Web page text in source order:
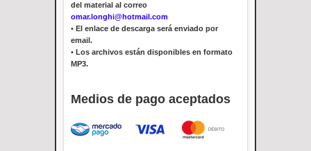
del material al correo
omar.longhi@hotmail.com
• El enlace de descarga será enviado por
email.
• Los archivos están disponibles en formato
MP3.
Medios de pago aceptados